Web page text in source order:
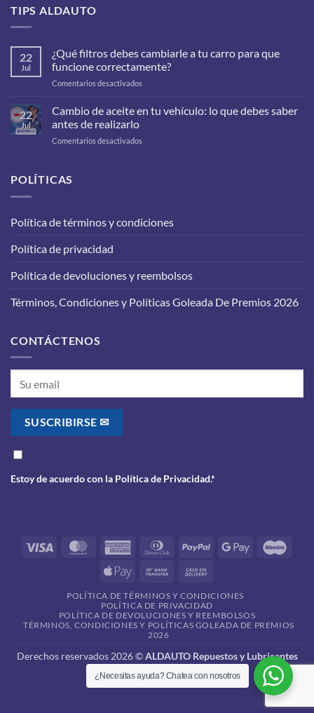
¿Necesitas ayuda? Chatea con nosotros
TIPS ALDAUTO
22
Jul
¿Qué filtros debes cambiarle a tu carro para que
funcione correctamente?
Comentarios desactivados
filtros
a
22
Jul
Cambio de aceite en tu vehículo: lo que debes saber
antes de realizarlo
Comentarios desactivados
lo
POLÍTICAS
Política de términos y condiciones
Política de privacidad
Política de devoluciones y reembolsos
Términos, Condiciones y Políticas Goleada De Premios 2026
CONTÁCTENOS
Estoy de acuerdo con la Política de Privacidad.*
Visa MasterCardAmerican
Dinners PayPal
Google
Apple
Bank
Delivery
POLÍTICA DE TÉRMINOS Y CONDICIONES
POLÍTICA DE PRIVACIDAD
POLÍTICA DE DEVOLUCIONES Y REEMBOLSOS
TÉRMINOS, CONDICIONES Y POLÍTICAS GOLEADA DE PREMIOS
2026
Derechos reservados 2026 ©ALDAUTO Repuestos y Lubricantes